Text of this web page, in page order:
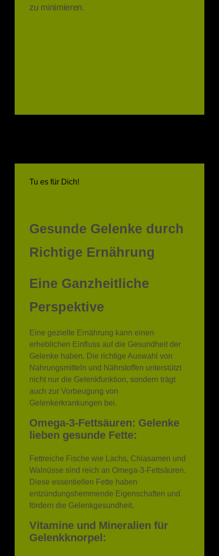
zu minimieren.
Tu es für Dich!
erheblichen Einfluss auf die Gesundheit der
Gelenke haben. Die richtige Auswahl von
Nahrungsmitteln und Nährstoffen unterstützt
nicht nur die Gelenkfunktion, sondern trägt
auch zur Vorbeugung von
Gelenkerkrankungen bei.
Omega-3-Fettsäuren: Gelenke
lieben gesunde Fette:
Walnüsse sind reich an Omega-3-Fettsäuren.
Diese essentiellen Fette haben
entzündungshemmende Eigenschaften und
fördern die Gelenkgesundheit.
Vitamine und Mineralien für
Gelenkknorpel: